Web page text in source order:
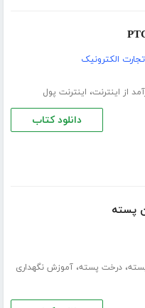
الکترونیک
از اینترنت، اینترنت پول
دانلود کتاب
پسته
،درخت پسته،آموزش نگهداری